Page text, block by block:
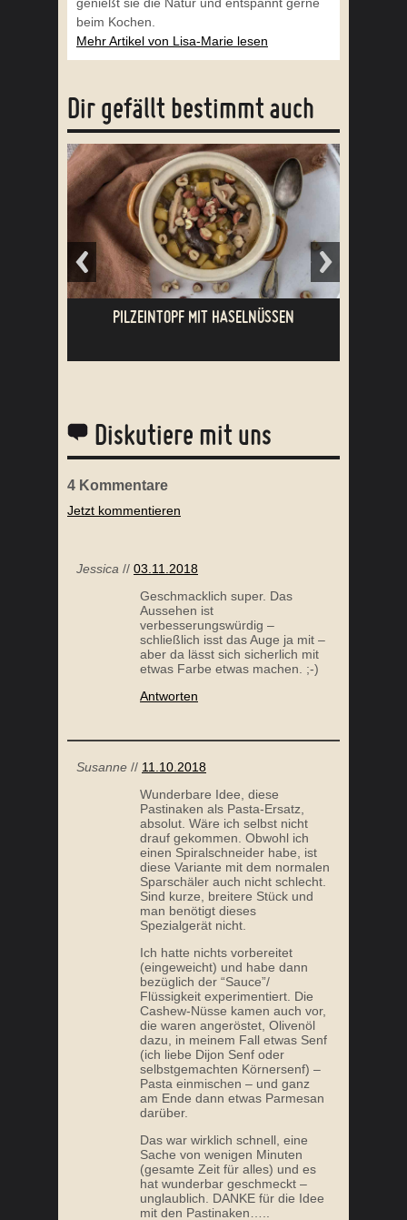
beim Kochen.
Mehr Artikel von Lisa-Marie lesen
Dir gefällt bestimmt auch
PILZEINTOPF MIT HASELNÜSSEN
KOHLRABISALAT MIT APFEL
PALEO WAFFELN MIT KAKAO
Diskutiere mit uns
4 Kommentare
Jetzt kommentieren
Jessica // 03.11.2018
Geschmacklich super. Das
Aussehen ist
verbesserungswürdig –
schließlich isst das Auge ja mit –
aber da lässt sich sicherlich mit
etwas Farbe etwas machen. ;-)
Antworten
Susanne // 11.10.2018
Wunderbare Idee, diese
Pastinaken als Pasta-Ersatz,
absolut. Wäre ich selbst nicht
drauf gekommen. Obwohl ich
einen Spiralschneider habe, ist
diese Variante mit dem normalen
Sparschäler auch nicht schlecht.
Sind kurze, breitere Stück und
man benötigt dieses
Spezialgerät nicht.
Ich hatte nichts vorbereitet
(eingeweicht) und habe dann
bezüglich der “Sauce”/
Flüssigkeit experimentiert. Die
Cashew-Nüsse kamen auch vor,
die waren angeröstet, Olivenöl
dazu, in meinem Fall etwas Senf
(ich liebe Dijon Senf oder
selbstgemachten Körnersenf) –
Pasta einmischen – und ganz
am Ende dann etwas Parmesan
darüber.
Das war wirklich schnell, eine
Sache von wenigen Minuten
(gesamte Zeit für alles) und es
hat wunderbar geschmeckt –
unglaublich. DANKE für die Idee
mit den Pastinaken…..